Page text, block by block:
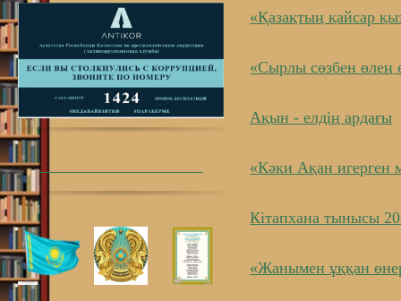
«Қазақтың қайсар
«Сырлы сөзбен өлең
Ақын - елдің ардағы
«Кәки Ақан игерген
Кітапхана тынысы
«Жанымен ұққан